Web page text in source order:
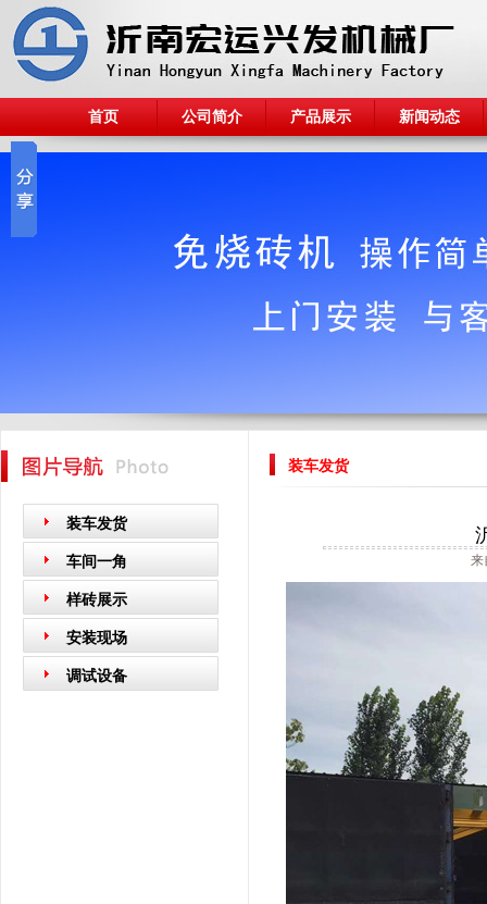
首页 公司简介 产品展示 新闻动态
装车发货
车间一角
样砖展示
安装现场
调试设备
装车发货
来